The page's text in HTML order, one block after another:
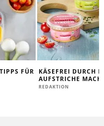
FÜR
KÄSEFREI DURCH
AUFSTRICHE
REDAKTION